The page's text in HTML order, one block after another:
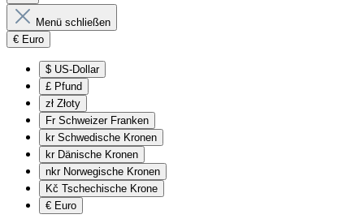
Menü schließen
€ Euro
$ US-Dollar
£ Pfund
zł Złoty
Fr Schweizer Franken
kr Schwedische Kronen
kr Dänische Kronen
nkr Norwegische Kronen
Kč Tschechische Krone
€ Euro